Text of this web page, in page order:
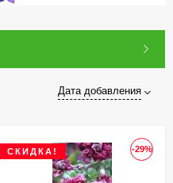
Дата добавления
-29%
СКИДКА!